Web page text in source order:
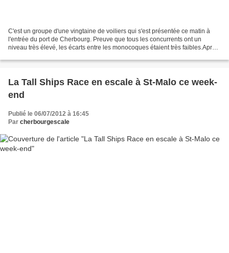
C'est un groupe d'une vingtaine de voiliers qui s'est présentée ce matin à
l'entrée du port de Cherbourg. Preuve que tous les concurrents ont un
niveau très élevé, les écarts entre les monocoques étaient très faibles.Après
La Tall Ships Race en escale à St-Malo ce week-
end
Publié le 06/07/2012 à 16:45
Par cherbourgescale